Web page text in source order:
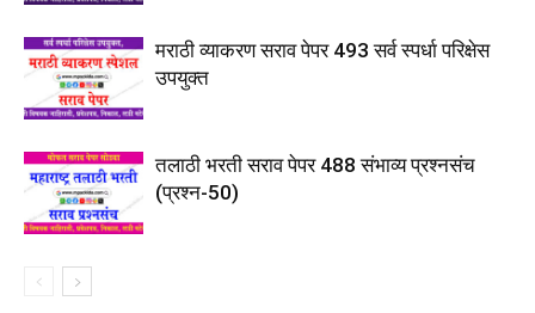
मराठी व्याकरण सराव पेपर 493 सर्व स्पर्धा परिक्षेस
उपयुक्त
तलाठी भरती सराव पेपर 488 संभाव्य प्रश्नसंच
(प्रश्न-50)